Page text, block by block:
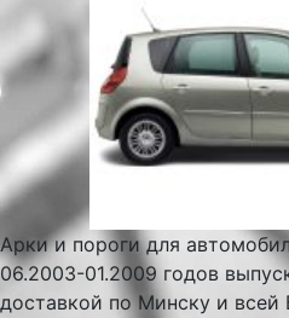
Арки и пороги для
06.2003-01.2009 годов
доставкой по Минску и